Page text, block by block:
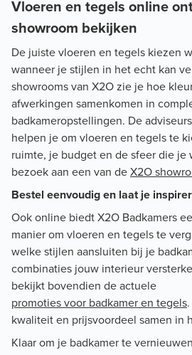
Vloeren en tegels online
showroom bekijken
De juiste vloeren en tegels kiezen
wanneer je stijlen in het echt kan
showrooms van X2O zie je hoe
afwerkingen samenkomen in
badkameropstellingen. De
helpen je om vloeren en tegels te
ruimte, je budget en de sfeer die je
bezoek aan een van deX2O
Bestel eenvoudig en laat je
Ook online biedt X2O Badkamers
manier om vloeren en tegels te
welke stijlen aansluiten bij je
combinaties jouw interieur
bekijkt bovendien de actuele
promoties voor badkamer en tegels
kwaliteit en prijsvoordeel samen in
Klaar om je badkamer te